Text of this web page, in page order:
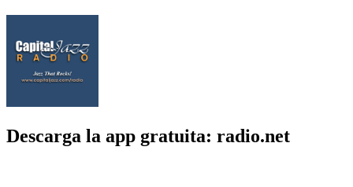
Descarga la app gratuita: radio.net